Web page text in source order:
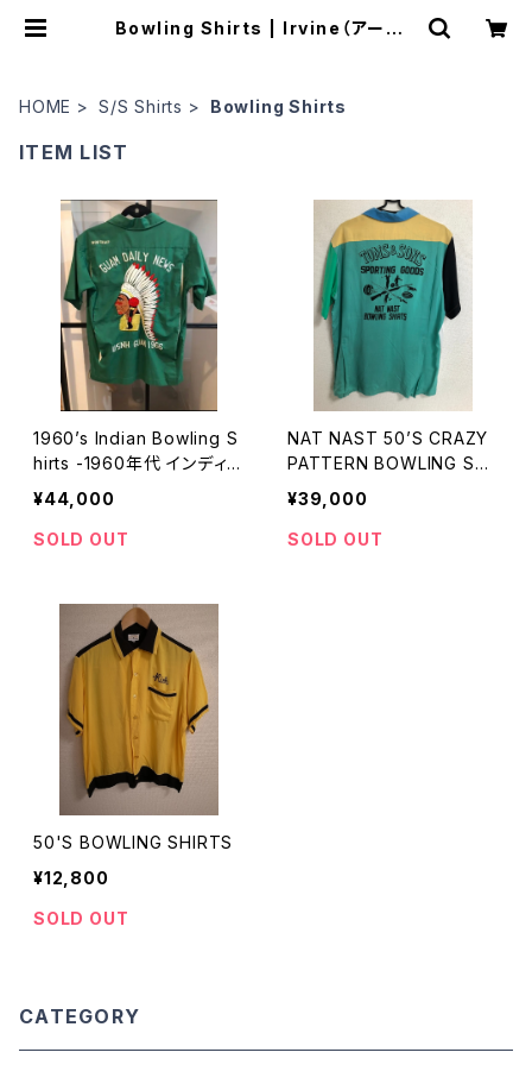
Bowling Shirts | Irvine（アーヴァ
HOME S/S Shirts Bowling Shirts
ITEM LIST
1960’s Indian Bowling S
hirts -1960年代 インディア
ン ボウリングシャツ-
¥44,000
SOLD OUT
NAT NAST 50’S CRAZY
PATTERN BOWLING SHI
RTS
¥39,000
SOLD OUT
50'S BOWLING SHIRTS
¥12,800
SOLD OUT
CATEGORY